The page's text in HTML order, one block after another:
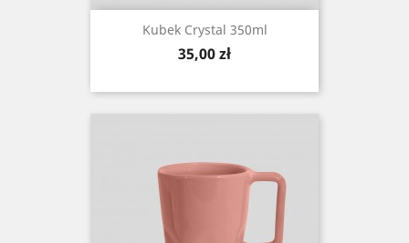
Kubek Crystal 350ml
Cena
35,00 zł